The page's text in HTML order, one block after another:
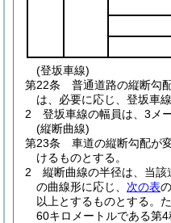
(登坂車線)
第22条
普通道路の縦断勾
は、必要に応じ、登坂車
2
登坂車線の幅員は、3メ
(縦断曲線)
第23条
車道の縦断勾配が
けるものとする。
2
縦断曲線の半径は、当
の曲線形に応じ、 次の表
以上とするものとする。
60キロメートルである第